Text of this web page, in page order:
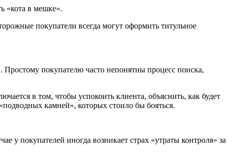
«кота в мешке».
покупатели всегда могут оформить титульное
покупателю часто непонятны процесс поиска,
в том, чтобы успокоить клиента, объяснить, как будет
камней», которых стоило бы бояться.
у покупателей иногда возникает страх «утраты контроля» за